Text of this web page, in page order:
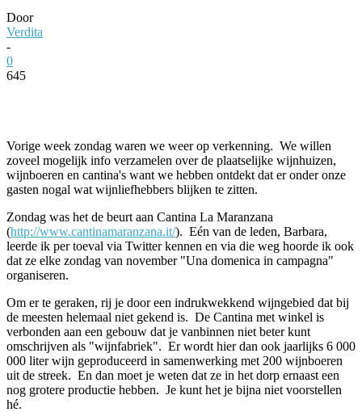
Door
Verdita
-
0
645
Vorige week zondag waren we weer op verkenning. We willen
zoveel mogelijk info verzamelen over de plaatselijke wijnhuizen,
wijnboeren en cantina's want we hebben ontdekt dat er onder onze
gasten nogal wat wijnliefhebbers blijken te zitten.
Zondag was het de beurt aan Cantina La Maranzana
(http://www.cantinamaranzana.it/). Eén van de leden, Barbara,
leerde ik per toeval via Twitter kennen en via die weg hoorde ik ook
dat ze elke zondag van november "Una domenica in campagna"
organiseren.
Om er te geraken, rij je door een indrukwekkend wijngebied dat bij
de meesten helemaal niet gekend is. De Cantina met winkel is
verbonden aan een gebouw dat je vanbinnen niet beter kunt
omschrijven als "wijnfabriek". Er wordt hier dan ook jaarlijks 6 000
000 liter wijn geproduceerd in samenwerking met 200 wijnboeren
uit de streek. En dan moet je weten dat ze in het dorp ernaast een
nog grotere productie hebben. Je kunt het je bijna niet voorstellen
hé.